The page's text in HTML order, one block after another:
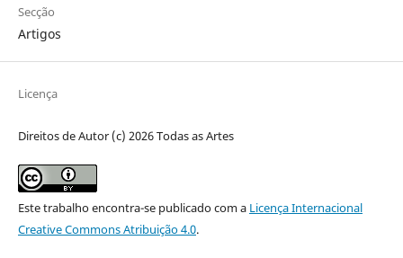
Secção
Artigos
Licença
Direitos de Autor (c) 2026 Todas as Artes
Este trabalho encontra-se publicado com a Licença Internacional
Creative Commons Atribuição 4.0.